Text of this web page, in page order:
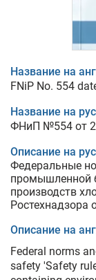
Название на
FNiP No. 554
Название на
ФНиП №554 от
Описание на
Федеральные
промышленной
производств
Ростехнадзора
Описание на
Federal norms
safety 'Safety